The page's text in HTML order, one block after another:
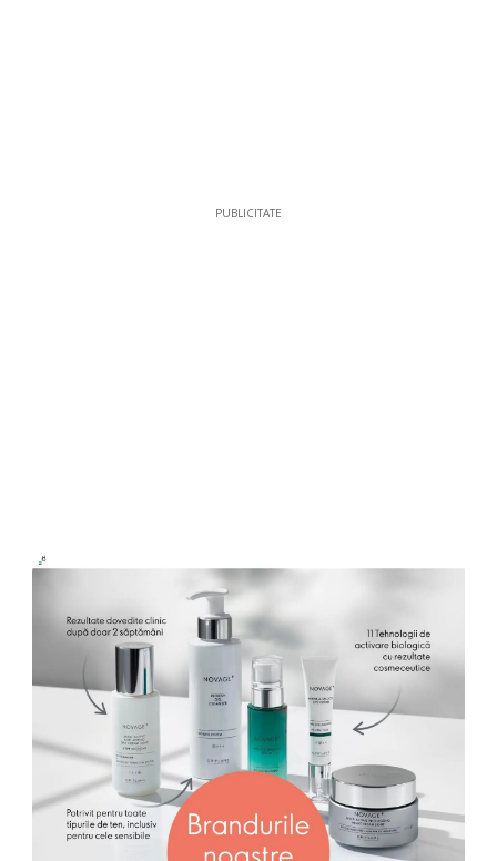
PUBLICITATE